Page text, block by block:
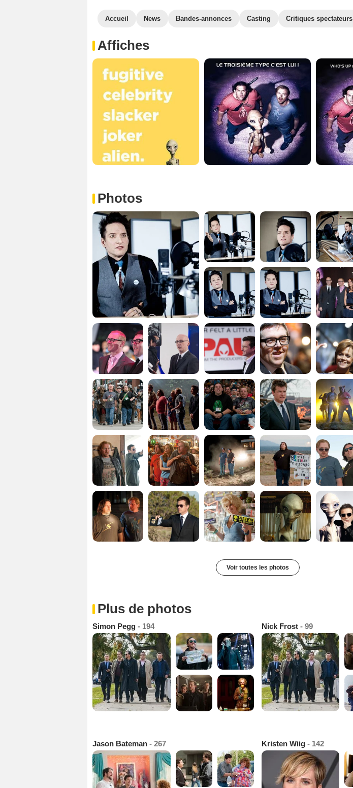
Accueil News Bandes-annonces Casting Critiques spectateurs
Affiches
Photos
Voir toutes les photos
Plus de photos
Simon Pegg - 194 Nick Frost - 99
Jason Bateman - 267 Kristen Wiig - 142